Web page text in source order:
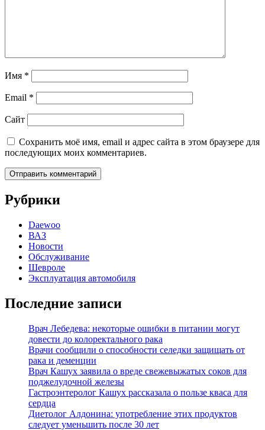
Имя *
Email *
Сайт
Сохранить моё имя, email и адрес сайта в этом браузере для
последующих моих комментариев.
Рубрики
Daewoo
ВАЗ
Новости
Обслуживание
Шевроле
Эксплуатация автомобиля
Последние записи
Врач Лебедева: некоторые ошибки в питании могут
довести до колоректального рака
Врачи сообщили о способности селедки защищать от
рака и деменции
Врач Кашух заявила о вреде свежевыжатых соков для
поджелудочной железы
Гастроэнтеролог Кашух рассказала о пользе кваса для
сердца
Диетолог Алдонина: употребление этих продуктов
следует уменьшить после 30 лет